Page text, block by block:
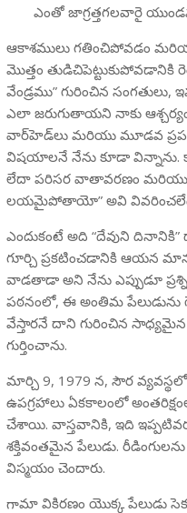
ఎంతో జాగ్రత్తగలవారై
ఆకాశములు గతించిపోవడం
మొత్తం తుడిచిపెట్టుకుపోవడానికి
వేండ్రము” గురించిన
ఎలా జరుగుతాయని నాకు
వార్‌హెడ్‌లు మరియు మూడవ
విషయాలనే నేను కూడా
లేదా పరిసర వాతావరణం మరియు
లయమైపోతాయో” అవి
ఎందుకంటే అది “దేవుని
గూర్చి ప్రకటించడానికి ఆయన
వాడతాడా అని నేను ఎప్పుడూ
పఠనంలో, ఈ అంతిమ పేలుడును
వేస్తారనే దాని గురించిన సాధ్యమైన
గుర్తించాను.
మార్చి 9, 1979 న, సౌర
ఉపగ్రహాలు ఏకకాలంలో
చేశాయి. వాస్తవానికి, ఇది
శక్తివంతమైన పేలుడు.
విస్మయం చెందారు.
గామా వికిరణం యొక్క పేలుడు